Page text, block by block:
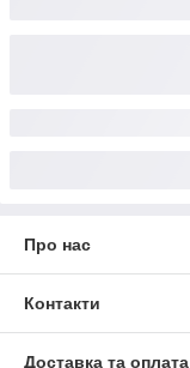
Про нас
Контакти
Доставка та оплата